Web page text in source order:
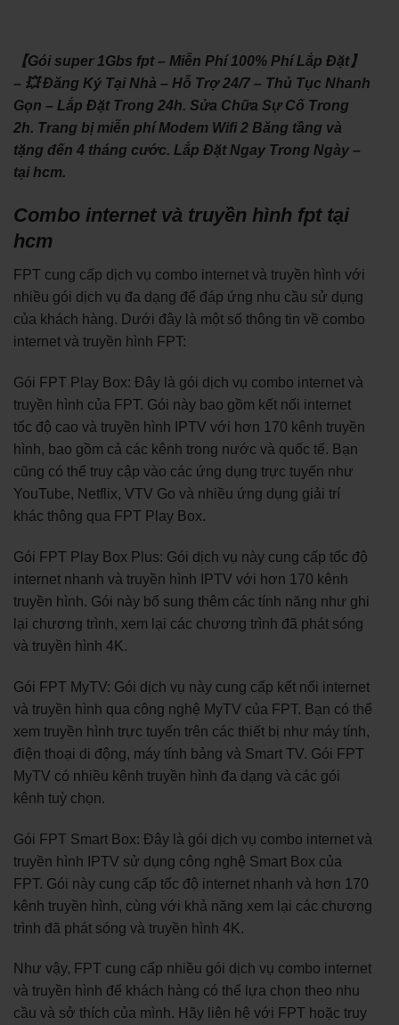
【Gói super 1Gbs fpt – Miễn Phí 100% Phí Lắp Đặt】
– 💥 Đăng Ký Tại Nhà – Hỗ Trợ 24/7 – Thủ Tục Nhanh
Gọn – Lắp Đặt Trong 24h. Sửa Chữa Sự Cố Trong
2h. Trang bị miễn phí Modem Wifi 2 Băng tầng và
tặng đến 4 tháng cước. Lắp Đặt Ngay Trong Ngày –
tại hcm.
Combo internet và truyền hình fpt tại
hcm
FPT cung cấp dịch vụ combo internet và truyền hình với
nhiều gói dịch vụ đa dạng để đáp ứng nhu cầu sử dụng
của khách hàng. Dưới đây là một số thông tin về combo
internet và truyền hình FPT:
Gói FPT Play Box: Đây là gói dịch vụ combo internet và
truyền hình của FPT. Gói này bao gồm kết nối internet
tốc độ cao và truyền hình IPTV với hơn 170 kênh truyền
hình, bao gồm cả các kênh trong nước và quốc tế. Bạn
cũng có thể truy cập vào các ứng dụng trực tuyến như
YouTube, Netflix, VTV Go và nhiều ứng dụng giải trí
khác thông qua FPT Play Box.
Gói FPT Play Box Plus: Gói dịch vụ này cung cấp tốc độ
internet nhanh và truyền hình IPTV với hơn 170 kênh
truyền hình. Gói này bổ sung thêm các tính năng như ghi
lại chương trình, xem lại các chương trình đã phát sóng
và truyền hình 4K.
Gói FPT MyTV: Gói dịch vụ này cung cấp kết nối internet
và truyền hình qua công nghệ MyTV của FPT. Bạn có thể
xem truyền hình trực tuyến trên các thiết bị như máy tính,
điện thoại di động, máy tính bảng và Smart TV. Gói FPT
MyTV có nhiều kênh truyền hình đa dạng và các gói
kênh tuỳ chọn.
Gói FPT Smart Box: Đây là gói dịch vụ combo internet và
truyền hình IPTV sử dụng công nghệ Smart Box của
FPT. Gói này cung cấp tốc độ internet nhanh và hơn 170
kênh truyền hình, cùng với khả năng xem lại các chương
trình đã phát sóng và truyền hình 4K.
Như vậy, FPT cung cấp nhiều gói dịch vụ combo internet
và truyền hình để khách hàng có thể lựa chọn theo nhu
cầu và sở thích của mình. Hãy liên hệ với FPT hoặc truy